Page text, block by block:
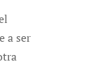
a ser